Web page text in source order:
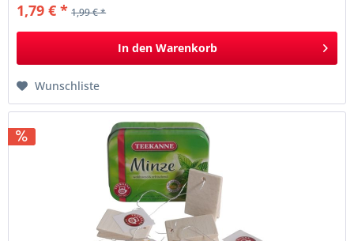
1,79 € * 1,99 € *
In den Warenkorb
Wunschliste